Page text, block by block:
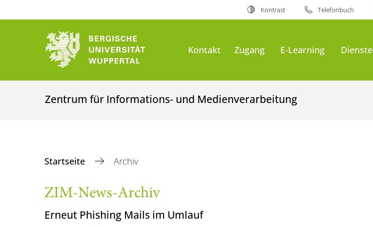
Kontrast Telefonbuch
Kontakt Zugang E-Learning Dienste
Zentrum für Informations- und Medienverarbeitung
Startseite Archiv
ZIM-News-Archiv
Erneut Phishing Mails im Umlauf